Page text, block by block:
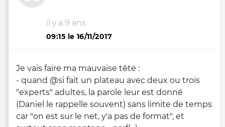
il y a 9 ans
09:15 le 16/11/2017
Je vais faire ma mauvaise tête :
- quand @si fait un plateau avec deux ou trois
"experts" adultes, la parole leur est donné
(Daniel le rappelle souvent) sans limite de temps
car "on est sur le net, y'a pas de format", et